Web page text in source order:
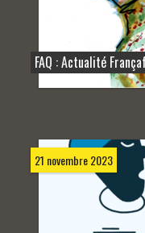
FAQ : Actualité
21 novembre 2023